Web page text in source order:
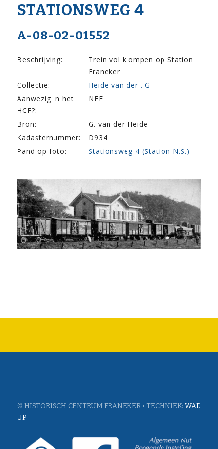
STATIONSWEG 4
A-08-02-01552
Beschrijving:
Trein vol klompen op Station
Franeker
Collectie:
Heide van der . G
Aanwezig in het
HCF?:
NEE
Bron:
G. van der Heide
Kadasternummer:
D934
Pand op foto:
Stationsweg 4 (Station N.S.)
© HISTORISCH CENTRUM FRANEKER • TECHNIEK: WAD
UP